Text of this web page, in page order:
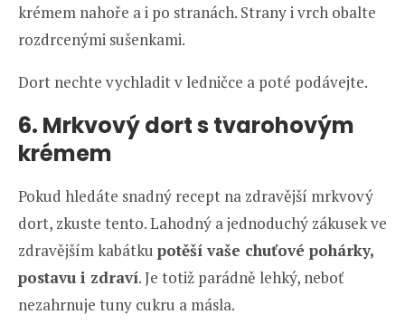
krémem nahoře a i po stranách. Strany i vrch obalte
rozdrcenými sušenkami.
Dort nechte vychladit v ledničce a poté podávejte.
6. Mrkvový dort s tvarohovým
krémem
Pokud hledáte snadný recept na zdravější mrkvový
dort, zkuste tento. Lahodný a jednoduchý zákusek ve
zdravějším kabátku potěší vaše chuťové pohárky,
postavu i zdraví. Je totiž parádně lehký, neboť
nezahrnuje tuny cukru a másla.